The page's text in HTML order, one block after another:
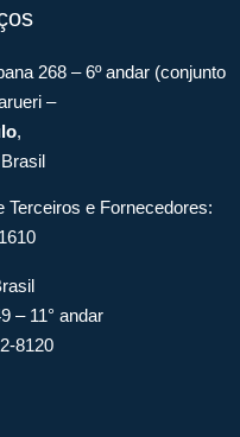
268 – 6º andar (conjunto
–
,
e Fornecedores:
– 11° andar
8120